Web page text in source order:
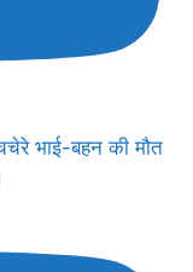
भाई-बहन की मौत